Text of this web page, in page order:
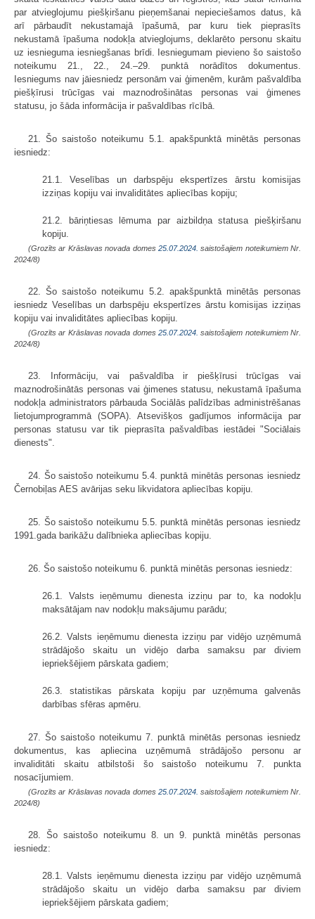
par atvieglojumu piešķiršanu pieņemšanai nepieciešamos datus, kā
arī pārbaudīt nekustamajā īpašumā, par kuru tiek pieprasīts
nekustamā īpašuma nodokļa atvieglojums, deklarēto personu skaitu
uz iesnieguma iesniegšanas brīdi. Iesniegumam pievieno šo saistošo
noteikumu 21., 22., 24.–29. punktā norādītos dokumentus.
Iesniegums nav jāiesniedz personām vai ģimenēm, kurām pašvaldība
piešķīrusi trūcīgas vai maznodrošinātas personas vai ģimenes
statusu, jo šāda informācija ir pašvaldības rīcībā.
21. Šo saistošo noteikumu 5.1. apakšpunktā minētās personas
iesniedz:
21.1. Veselības un darbspēju ekspertīzes ārstu komisijas
izziņas kopiju vai invaliditātes apliecības kopiju;
21.2. bāriņtiesas lēmuma par aizbildņa statusa piešķiršanu
kopiju.
(Grozīts ar Krāslavas novada domes 25.07.2024. saistošajiem noteikumiem Nr.
2024/8)
22. Šo saistošo noteikumu 5.2. apakšpunktā minētās personas
iesniedz Veselības un darbspēju ekspertīzes ārstu komisijas izziņas
kopiju vai invaliditātes apliecības kopiju.
(Grozīts ar Krāslavas novada domes 25.07.2024. saistošajiem noteikumiem Nr.
2024/8)
23. Informāciju, vai pašvaldība ir piešķīrusi trūcīgas vai
maznodrošinātās personas vai ģimenes statusu, nekustamā īpašuma
nodokļa administrators pārbauda Sociālās palīdzības administrēšanas
lietojumprogrammā (SOPA). Atsevišķos gadījumos informācija par
personas statusu var tik pieprasīta pašvaldības iestādei "Sociālais
dienests".
24. Šo saistošo noteikumu 5.4. punktā minētās personas iesniedz
Černobiļas AES avārijas seku likvidatora apliecības kopiju.
25. Šo saistošo noteikumu 5.5. punktā minētās personas iesniedz
1991.gada barikāžu dalībnieka apliecības kopiju.
26. Šo saistošo noteikumu 6. punktā minētās personas iesniedz:
26.1. Valsts ieņēmumu dienesta izziņu par to, ka nodokļu
maksātājam nav nodokļu maksājumu parādu;
26.2. Valsts ieņēmumu dienesta izziņu par vidējo uzņēmumā
strādājošo skaitu un vidējo darba samaksu par diviem
iepriekšējiem pārskata gadiem;
26.3. statistikas pārskata kopiju par uzņēmuma galvenās
darbības sfēras apmēru.
27. Šo saistošo noteikumu 7. punktā minētās personas iesniedz
dokumentus, kas apliecina uzņēmumā strādājošo personu ar
invaliditāti skaitu atbilstoši šo saistošo noteikumu 7. punkta
nosacījumiem.
(Grozīts ar Krāslavas novada domes 25.07.2024. saistošajiem noteikumiem Nr.
2024/8)
28. Šo saistošo noteikumu 8. un 9. punktā minētās personas
iesniedz:
28.1. Valsts ieņēmumu dienesta izziņu par vidējo uzņēmumā
strādājošo skaitu un vidējo darba samaksu par diviem
iepriekšējiem pārskata gadiem;